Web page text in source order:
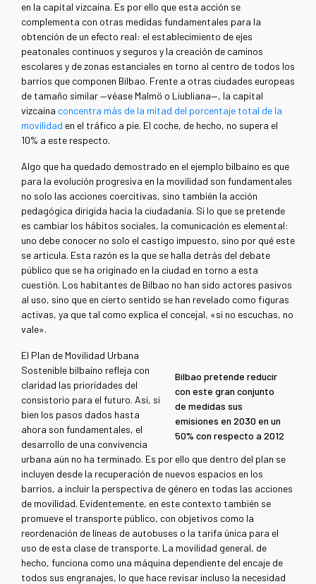
en la capital vizcaína. Es por ello que esta acción se
complementa con otras medidas fundamentales para la
obtención de un efecto real: el establecimiento de ejes
peatonales continuos y seguros y la creación de caminos
escolares y de zonas estanciales en torno al centro de todos los
barrios que componen Bilbao. Frente a otras ciudades europeas
de tamaño similar —véase Malmö o Liubliana—, la capital
vizcaína concentra más de la mitad del porcentaje total de la
movilidad en el tráfico a pie. El coche, de hecho, no supera el
10% a este respecto.
Algo que ha quedado demostrado en el ejemplo bilbaíno es que
para la evolución progresiva en la movilidad son fundamentales
no solo las acciones coercitivas, sino también la acción
pedagógica dirigida hacia la ciudadanía. Si lo que se pretende
es cambiar los hábitos sociales, la comunicación es elemental:
uno debe conocer no solo el castigo impuesto, sino por qué este
se articula. Esta razón es la que se halla detrás del debate
público que se ha originado en la ciudad en torno a esta
cuestión. Los habitantes de Bilbao no han sido actores pasivos
al uso, sino que en cierto sentido se han revelado como figuras
activas, ya que tal como explica el concejal, «si no escuchas, no
vale».
Bilbao pretende reducir
con este gran conjunto
de medidas sus
emisiones en 2030 en un
50% con respecto a 2012
El Plan de Movilidad Urbana
Sostenible bilbaíno refleja con
claridad las prioridades del
consistorio para el futuro. Así, si
bien los pasos dados hasta
ahora son fundamentales, el
desarrollo de una convivencia
urbana aún no ha terminado. Es por ello que dentro del plan se
incluyen desde la recuperación de nuevos espacios en los
barrios, a incluir la perspectiva de género en todas las acciones
de movilidad. Evidentemente, en este contexto también se
promueve el transporte público, con objetivos como la
reordenación de líneas de autobuses o la tarifa única para el
uso de esta clase de transporte. La movilidad general, de
hecho, funciona como una máquina dependiente del encaje de
todos sus engranajes, lo que hace revisar incluso la necesidad